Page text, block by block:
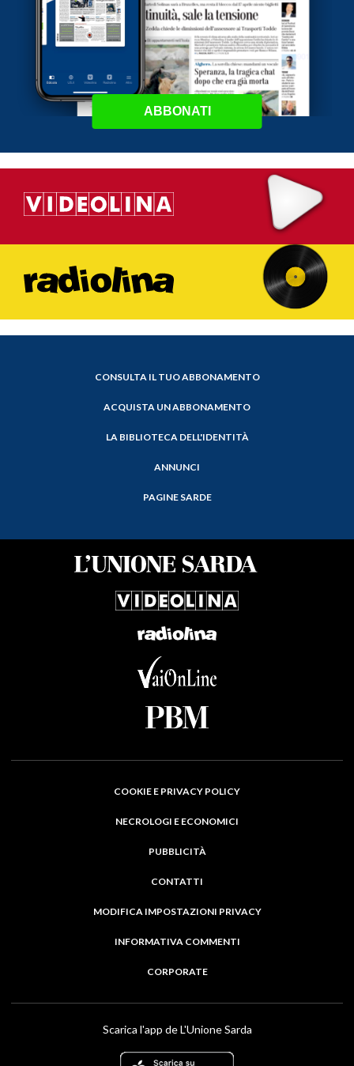
ABBONATI
CONSULTA IL TUO ABBONAMENTO
ACQUISTA UN ABBONAMENTO
LA BIBLIOTECA DELL'IDENTITÀ
ANNUNCI
PAGINE SARDE
COOKIE E PRIVACY POLICY
NECROLOGI E ECONOMICI
PUBBLICITÀ
CONTATTI
MODIFICA IMPOSTAZIONI PRIVACY
INFORMATIVA COMMENTI
CORPORATE
Scarica l'app de L'Unione Sarda